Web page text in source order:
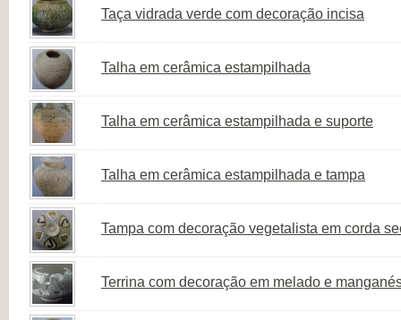
Taça vidrada verde com decoração incisa
Talha em cerâmica estampilhada
Talha em cerâmica estampilhada e suporte
Talha em cerâmica estampilhada e tampa
Tampa com decoração vegetalista em corda
Terrina com decoração em melado e